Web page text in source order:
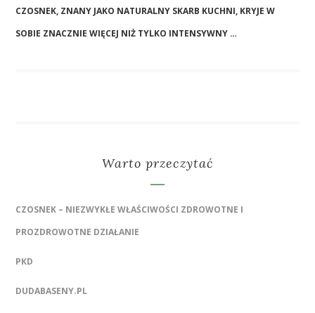
CZOSNEK, ZNANY JAKO NATURALNY SKARB KUCHNI, KRYJE W
SOBIE ZNACZNIE WIĘCEJ NIŻ TYLKO INTENSYWNY …
Warto przeczytać
CZOSNEK – NIEZWYKŁE WŁAŚCIWOŚCI ZDROWOTNE I
PROZDROWOTNE DZIAŁANIE
PKD
DUDABASENY.PL